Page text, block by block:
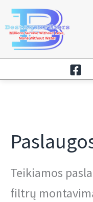
Pereiti
prie
turinio
Teikiamos
filtrų